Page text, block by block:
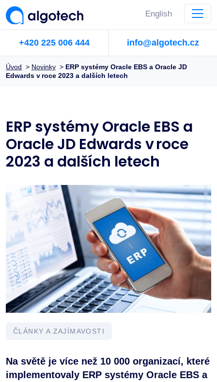
English
+420 225 006 444 info@algotech.cz
Úvod > Novinky > ERP systémy Oracle EBS a Oracle JD
Edwards v roce 2023 a dalších letech
ERP systémy Oracle EBS a
Oracle JD Edwards v roce
2023 a dalších letech
ČLÁNKY A ZAJÍMAVOSTI
Na světě je více než 10 000 organizací, které
implementovaly ERP systémy Oracle EBS a